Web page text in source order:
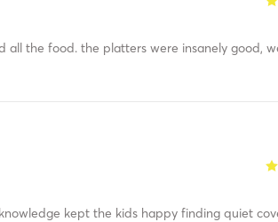
all the food. the platters were insanely good,
kept the kids happy finding quiet